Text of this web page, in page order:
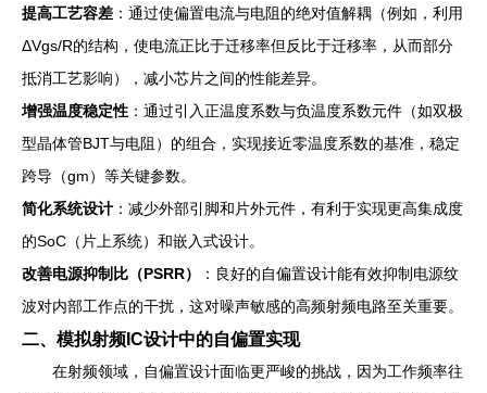
提高工艺容差 ：通过使偏置电流与电阻的绝对值解耦（例如，利用
ΔVgs/R的结构，使电流正比于迁移率但反比于迁移率，从而部分
抵消工艺影响），减小芯片之间的性能差异。
增强温度稳定性 ：通过引入正温度系数与负温度系数元件（如双极
型晶体管BJT与电阻）的组合，实现接近零温度系数的基准，稳定
跨导（gm）等关键参数。
简化系统设计 ：减少外部引脚和片外元件，有利于实现更高集成度
的SoC（片上系统）和嵌入式设计。
改善电源抑制比（PSRR）
：良好的自偏置设计能有效抑制电源纹
波对内部工作点的干扰，这对噪声敏感的高频射频电路至关重要。
二、模拟射频IC设计中的自偏置实现
在射频领域，自偏置设计面临更严峻的挑战，因为工作频率往